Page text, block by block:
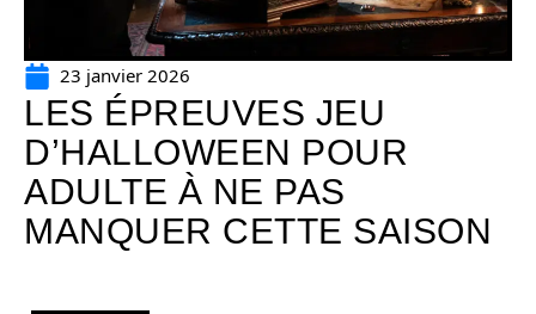
23 janvier 2026
LES ÉPREUVES JEU
D’HALLOWEEN POUR
ADULTE À NE PAS
MANQUER CETTE SAISON